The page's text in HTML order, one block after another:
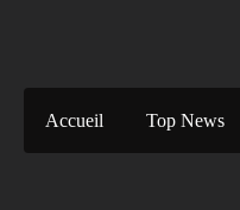
Accueil Top News